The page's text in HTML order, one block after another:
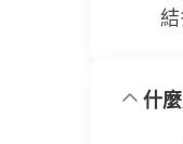
結
什